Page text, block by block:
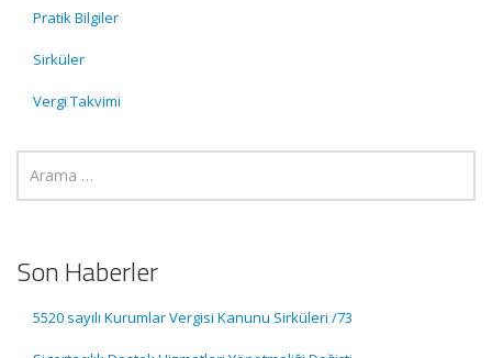
Pratik Bilgiler
Sirküler
Vergi Takvimi
Son Haberler
5520 sayılı Kurumlar Vergisi Kanunu Sirküleri /73